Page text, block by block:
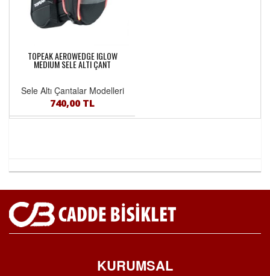
TOPEAK AEROWEDGE IGLOW
MEDIUM SELE ALTI ÇANT
Sele Altı Çantalar Modelleri
740,00 TL
KURUMSAL